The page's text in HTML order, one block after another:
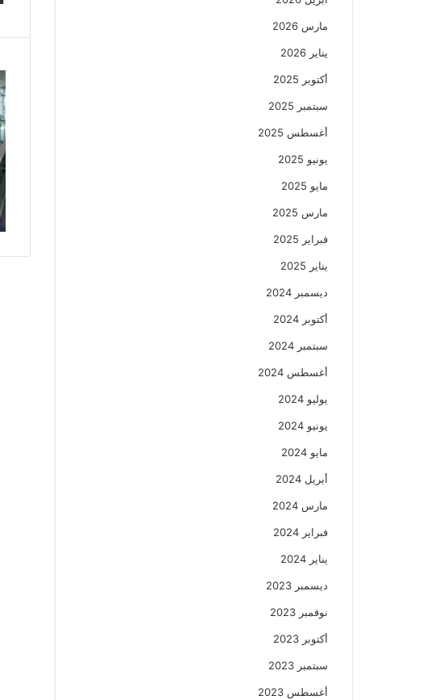
مارس 2026
يناير 2026
أكتوبر 2025
سبتمبر 2025
أغسطس 2025
يونيو 2025
مايو 2025
مارس 2025
فبراير 2025
يناير 2025
ديسمبر 2024
أكتوبر 2024
سبتمبر 2024
أغسطس 2024
يوليو 2024
يونيو 2024
مايو 2024
أبريل 2024
مارس 2024
فبراير 2024
يناير 2024
ديسمبر 2023
نوفمبر 2023
أكتوبر 2023
سبتمبر 2023
أغسطس 2023